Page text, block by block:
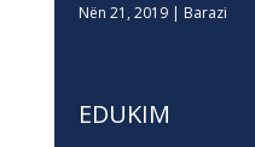
Nën 21, 2019| Barazi
EDUKIM